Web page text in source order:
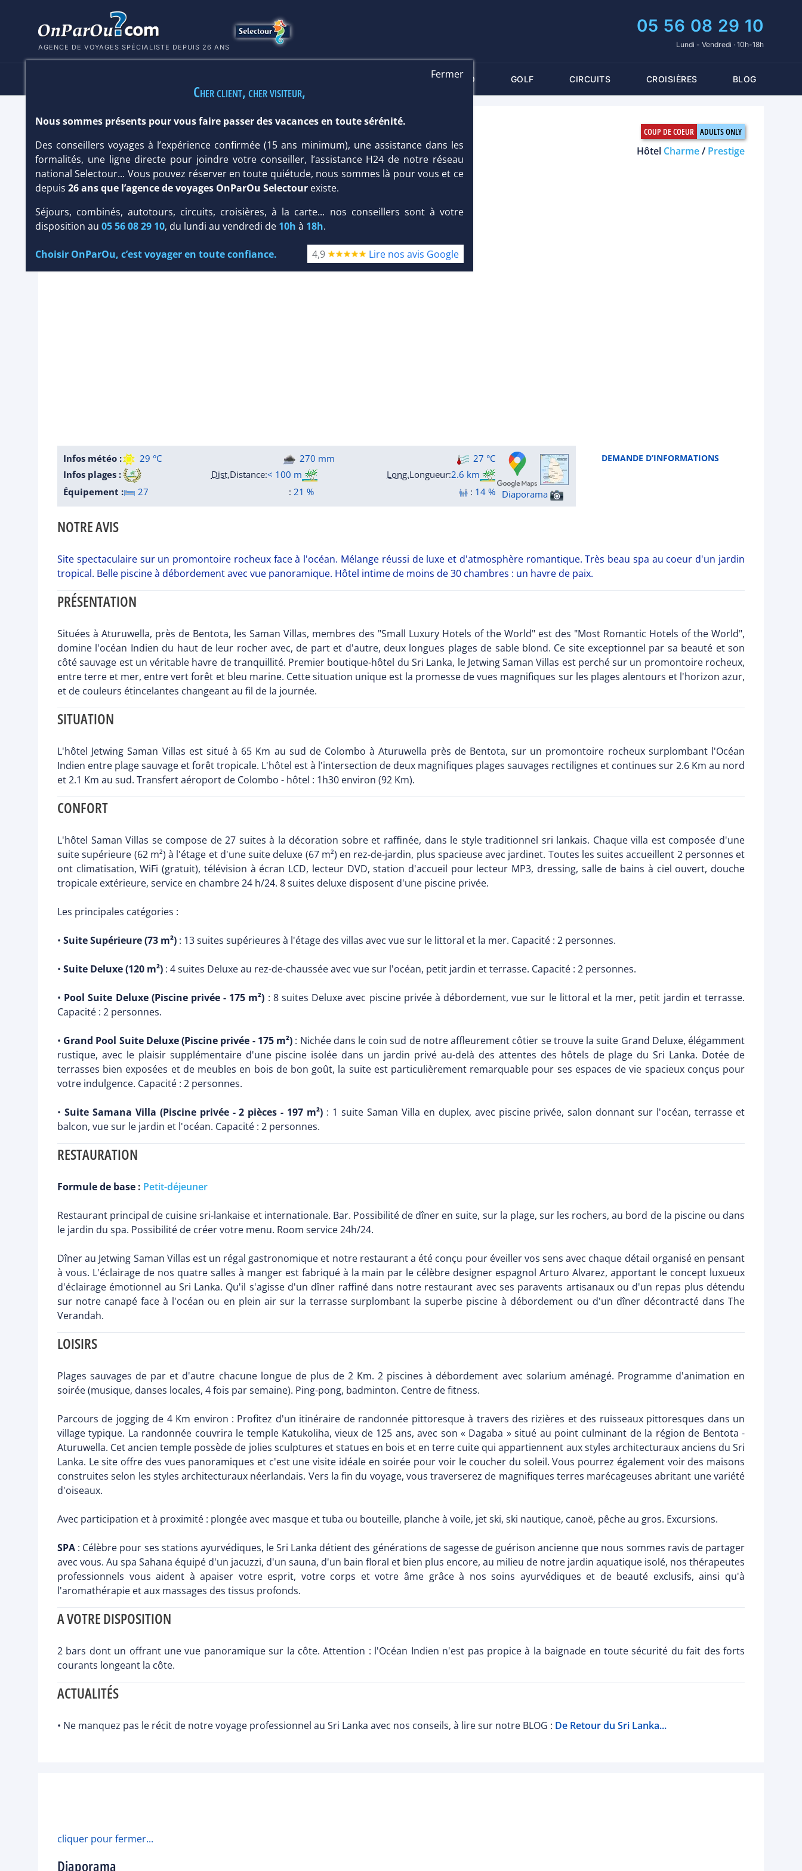
AGENCE DE VOYAGES SPÉCIALISTE DEPUIS 26 ANS
05 56 08 29 10
Lundi - Vendredi · 10h-18h
THALASSO GOLF CIRCUITS CROISIÈRES BLOG
HÔTEL JETWING SAMAN VILLAS 5*
Sri Lanka/Bentota Hôtel Charme/ Prestige
DEMANDE D’INFORMATIONS
Infos météo : 29 °C 270 mm
27 °C
Infos plages :
Dist.Distance:< 100 m Long.Longueur:2.6 km
Équipement :
27 :21 % : 14 % Diaporama
NOTRE AVIS
Site spectaculaire sur un promontoire rocheux face à l'océan. Mélange réussi de luxe et d'atmosphère romantique. Très beau spa au coeur d'un jardin
tropical. Belle piscine à débordement avec vue panoramique. Hôtel intime de moins de 30 chambres : un havre de paix.
PRÉSENTATION
Situées à Aturuwella, près de Bentota, les Saman Villas, membres des "Small Luxury Hotels of the World" est des "Most Romantic Hotels of the World",
domine l'océan Indien du haut de leur rocher avec, de part et d'autre, deux longues plages de sable blond. Ce site exceptionnel par sa beauté et son
côté sauvage est un véritable havre de tranquillité. Premier boutique-hôtel du Sri Lanka, le Jetwing Saman Villas est perché sur un promontoire rocheux,
entre terre et mer, entre vert forêt et bleu marine. Cette situation unique est la promesse de vues magnifiques sur les plages alentours et l'horizon azur,
et de couleurs étincelantes changeant au fil de la journée.
SITUATION
L'hôtel Jetwing Saman Villas est situé à 65 Km au sud de Colombo à Aturuwella près de Bentota, sur un promontoire rocheux surplombant l'Océan
Indien entre plage sauvage et forêt tropicale. L'hôtel est à l'intersection de deux magnifiques plages sauvages rectilignes et continues sur 2.6 Km au nord
et 2.1 Km au sud. Transfert aéroport de Colombo - hôtel : 1h30 environ (92 Km).
CONFORT
L'hôtel Saman Villas se compose de 27 suites à la décoration sobre et raffinée, dans le style traditionnel sri lankais. Chaque villa est composée d'une
suite supérieure (62 m²) à l'étage et d'une suite deluxe (67 m²) en rez-de-jardin, plus spacieuse avec jardinet. Toutes les suites accueillent 2 personnes et
ont climatisation, WiFi (gratuit), télévision à écran LCD, lecteur DVD, station d'accueil pour lecteur MP3, dressing, salle de bains à ciel ouvert, douche
tropicale extérieure, service en chambre 24 h/24. 8 suites deluxe disposent d'une piscine privée.
Les principales catégories :
• Suite Supérieure (73 m²) : 13 suites supérieures à l'étage des villas avec vue sur le littoral et la mer. Capacité : 2 personnes.
• Suite Deluxe (120 m²) : 4 suites Deluxe au rez-de-chaussée avec vue sur l'océan, petit jardin et terrasse. Capacité : 2 personnes.
• Pool Suite Deluxe (Piscine privée - 175 m²) : 8 suites Deluxe avec piscine privée à débordement, vue sur le littoral et la mer, petit jardin et terrasse.
Capacité : 2 personnes.
• Grand Pool Suite Deluxe (Piscine privée - 175 m²) : Nichée dans le coin sud de notre affleurement côtier se trouve la suite Grand Deluxe, élégamment
rustique, avec le plaisir supplémentaire d'une piscine isolée dans un jardin privé au-delà des attentes des hôtels de plage du Sri Lanka. Dotée de
terrasses bien exposées et de meubles en bois de bon goût, la suite est particulièrement remarquable pour ses espaces de vie spacieux conçus pour
votre indulgence. Capacité : 2 personnes.
• Suite Samana Villa (Piscine privée - 2 pièces - 197 m²) : 1 suite Saman Villa en duplex, avec piscine privée, salon donnant sur l'océan, terrasse et
balcon, vue sur le jardin et l'océan. Capacité : 2 personnes.
RESTAURATION
Formule de base : Petit-déjeuner
Restaurant principal de cuisine sri-lankaise et internationale. Bar. Possibilité de dîner en suite, sur la plage, sur les rochers, au bord de la piscine ou dans
le jardin du spa. Possibilité de créer votre menu. Room service 24h/24.
Dîner au Jetwing Saman Villas est un régal gastronomique et notre restaurant a été conçu pour éveiller vos sens avec chaque détail organisé en pensant
à vous. L'éclairage de nos quatre salles à manger est fabriqué à la main par le célèbre designer espagnol Arturo Alvarez, apportant le concept luxueux
d'éclairage émotionnel au Sri Lanka. Qu'il s'agisse d'un dîner raffiné dans notre restaurant avec ses paravents artisanaux ou d'un repas plus détendu
sur notre canapé face à l'océan ou en plein air sur la terrasse surplombant la superbe piscine à débordement ou d'un dîner décontracté dans The
Verandah.
LOISIRS
Plages sauvages de par et d'autre chacune longue de plus de 2 Km. 2 piscines à débordement avec solarium aménagé. Programme d'animation en
soirée (musique, danses locales, 4 fois par semaine). Ping-pong, badminton. Centre de fitness.
Parcours de jogging de 4 Km environ : Profitez d'un itinéraire de randonnée pittoresque à travers des rizières et des ruisseaux pittoresques dans un
village typique. La randonnée couvrira le temple Katukoliha, vieux de 125 ans, avec son « Dagaba » situé au point culminant de la région de Bentota -
Aturuwella. Cet ancien temple possède de jolies sculptures et statues en bois et en terre cuite qui appartiennent aux styles architecturaux anciens du Sri
Lanka. Le site offre des vues panoramiques et c'est une visite idéale en soirée pour voir le coucher du soleil. Vous pourrez également voir des maisons
construites selon les styles architecturaux néerlandais. Vers la fin du voyage, vous traverserez de magnifiques terres marécageuses abritant une variété
d'oiseaux.
Avec participation et à proximité : plongée avec masque et tuba ou bouteille, planche à voile, jet ski, ski nautique, canoë, pêche au gros. Excursions.
SPA : Célèbre pour ses stations ayurvédiques, le Sri Lanka détient des générations de sagesse de guérison ancienne que nous sommes ravis de partager
avec vous. Au spa Sahana équipé d'un jacuzzi, d'un sauna, d'un bain floral et bien plus encore, au milieu de notre jardin aquatique isolé, nos thérapeutes
professionnels vous aident à apaiser votre esprit, votre corps et votre âme grâce à nos soins ayurvédiques et de beauté exclusifs, ainsi qu'à
l'aromathérapie et aux massages des tissus profonds.
A VOTRE DISPOSITION
2 bars dont un offrant une vue panoramique sur la côte. Attention : l'Océan Indien n'est pas propice à la baignade en toute sécurité du fait des forts
courants longeant la côte.
ACTUALITÉS
• Ne manquez pas le récit de notre voyage professionnel au Sri Lanka avec nos conseils, à lire sur notre BLOG : De Retour du Sri Lanka...
cliquer pour fermer...
Diaporama
Fermer
Cher client, cher visiteur,
Nous sommes présents pour vous faire passer des vacances en toute sérénité.
Des conseillers voyages à l’expérience confirmée (15 ans minimum), une assistance dans les
formalités, une ligne directe pour joindre votre conseiller, l’assistance H24 de notre réseau
national Selectour... Vous pouvez réserver en toute quiétude, nous sommes là pour vous et ce
depuis 26 ans que l’agence de voyages OnParOu Selectourexiste.
Séjours, combinés, autotours, circuits, croisières, à la carte... nos conseillers sont à votre
disposition au 05 56 08 29 10, du lundi au vendredi de 10h à 18h.
Choisir OnParOu, c’est voyager en toute confiance. 4,9 Lire nos avis Google